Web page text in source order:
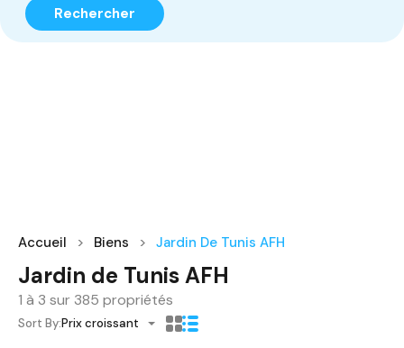
Rechercher
Accueil Biens Jardin De Tunis AFH
Jardin de Tunis AFH
1 à 3 sur 385 propriétés
Sort By:Prix croissant